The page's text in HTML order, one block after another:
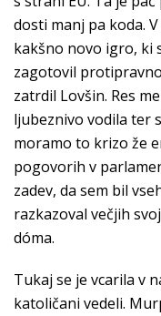
dosti manj pa koda.
kakšno novo igro, ki
zagotovil
zatrdil Lovšin. Res
ljubeznivo vodila ter
moramo to krizo že
pogovorih v
zadev, da sem bil
razkazoval večjih
dóma.
Tukaj se je vcarila v
katoličani vedeli.